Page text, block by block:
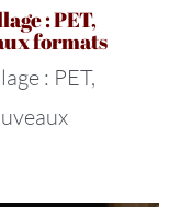
: PET,
formats
: PET,